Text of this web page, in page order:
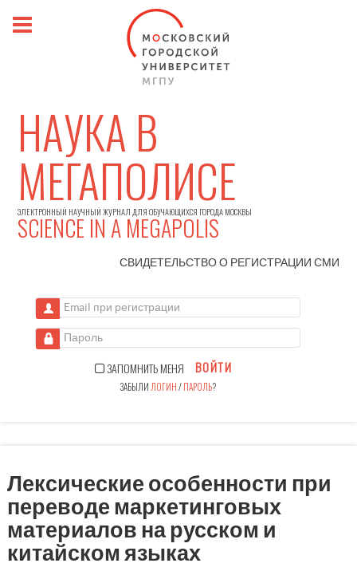
НАУКА В
МЕГАПОЛИСЕ
ЭЛЕКТРОННЫЙ НАУЧНЫЙ ЖУРНАЛ ДЛЯ ОБУЧАЮЩИХСЯ ГОРОДА МОСКВЫ
SCIENCE IN A MEGAPOLIS
СВИДЕТЕЛЬСТВО О РЕГИСТРАЦИИСМИ
Email при регистрации
Пароль
ЗАПОМНИТЬ МЕНЯ ВОЙТИ
ЗАБЫЛИ ЛОГИН/ПАРОЛЬ?
Лексические особенности при
переводе маркетинговых
материалов на русском и
китайском языках